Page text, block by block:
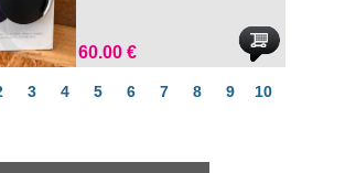
60.00 €
3 4 5 6 7 8 9
10